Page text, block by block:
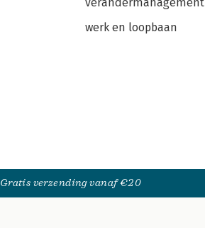
werk en loopbaan
Gratis verzending vanaf €20